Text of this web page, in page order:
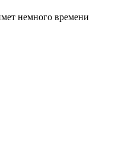
немного времени